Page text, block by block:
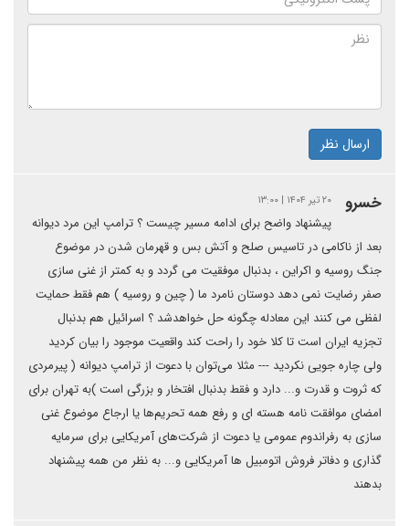
ارسال نظر
خسرو ۲۰ تیر ۱۴۰۴ | ۱۳:۰۰
پیشنهاد واضح برای ادامه مسیر چیست ؟ ترامپ این مرد دیوانه
بعد از ناکامی در تاسیس صلح و آتش بس و قهرمان شدن در موضوع
جنگ روسیه و اکراین ، بدنبال موفقیت می گردد و به کمتر از غنی سازی
صفر رضایت نمی دهد دوستان نامرد ما ( چین و روسیه ) هم فقط حمایت
لفظی می کنند این معادله چگونه حل خواهدشد ؟ اسرائیل هم بدنبال
تجزیه ایران است تا کلا خود را راحت کند واقعیت موجود را بیان کردید
ولی چاره جویی نکردید --- مثلا می‌توان با دعوت از ترامپ دیوانه ( پیرمردی
که ثروت و قدرت و... دارد و فقط بدنبال افتخار و بزرگی است )به تهران برای
امضای موافقت نامه هسته ای و رفع همه تحریم‌ها یا ارجاع موضوع غنی
سازی به رفراندوم عمومی یا دعوت از شرکت‌های آمریکایی برای سرمایه
گذاری و دفاتر فروش اتومبیل ها آمریکایی و... به نظر من همه پیشنهاد
بدهند